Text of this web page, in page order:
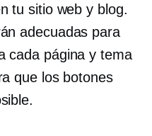
tu sitio web y blog.
adecuadas para
cada página y tema
que los botones